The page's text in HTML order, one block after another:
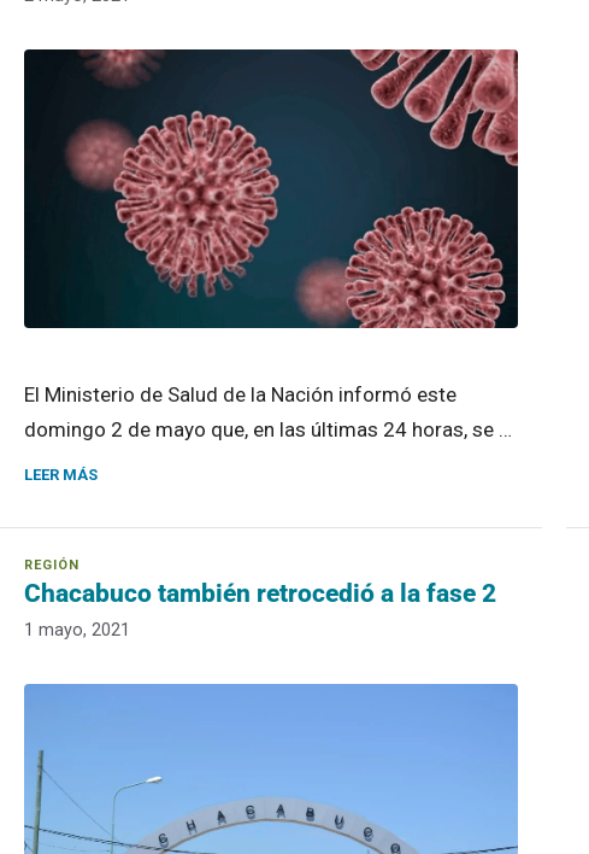
El Ministerio de Salud de la Nación informó este
domingo 2 de mayo que, en las últimas 24 horas, se …
LEER MÁS
Chacabuco también retrocedió a la fase 2
1 mayo, 2021